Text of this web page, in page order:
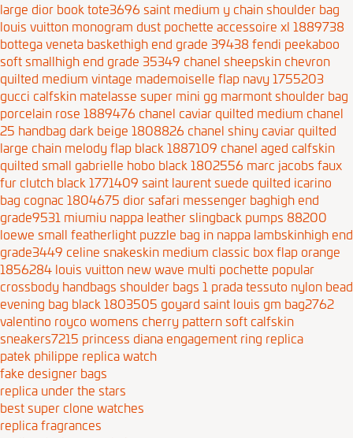
large dior book tote3696 saint medium y chain shoulder bag
louis vuitton monogram dust pochette accessoire xl 1889738
bottega veneta baskethigh end grade 39438 fendi peekaboo
soft smallhigh end grade 35349 chanel sheepskin chevron
quilted medium vintage mademoiselle flap navy 1755203
gucci calfskin matelasse super mini gg marmont shoulder bag
porcelain rose 1889476 chanel caviar quilted medium chanel
25 handbag dark beige 1808826 chanel shiny caviar quilted
large chain melody flap black 1887109 chanel aged calfskin
quilted small gabrielle hobo black 1802556 marc jacobs faux
fur clutch black 1771409 saint laurent suede quilted icarino
bag cognac 1804675 dior safari messenger baghigh end
grade9531 miumiu nappa leather slingback pumps 88200
loewe small featherlight puzzle bag in nappa lambskinhigh end
grade3449 celine snakeskin medium classic box flap orange
1856284 louis vuitton new wave multi pochette popular
crossbody handbags shoulder bags 1 prada tessuto nylon bead
evening bag black 1803505 goyard saint louis gm bag2762
valentino royco womens cherry pattern soft calfskin
sneakers7215 princess diana engagement ring replica
patek philippe replica watch
fake designer bags
replica under the stars
best super clone watches
replica fragrances